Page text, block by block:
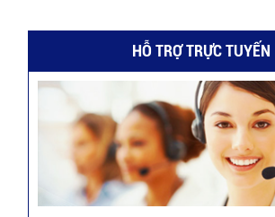
HỖ TRỢ TRỰC TUYẾN